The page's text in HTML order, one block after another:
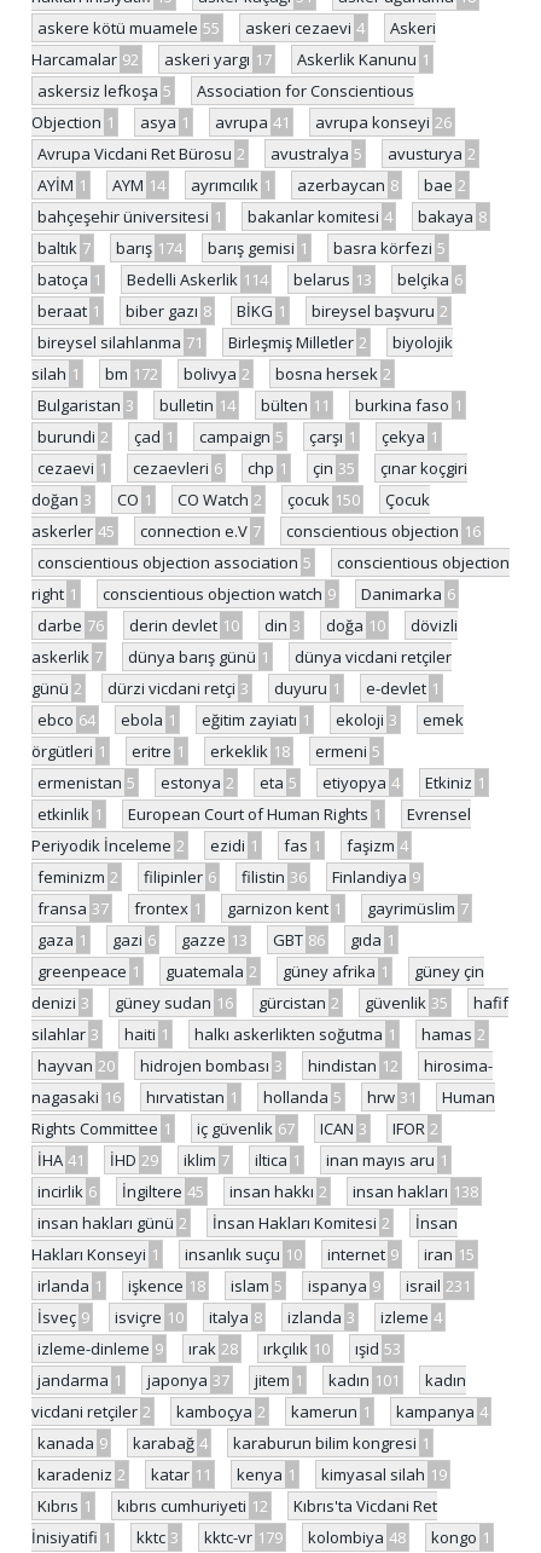
askere kötü muamele 55 askeri cezaevi 4
Askeri
Harcamalar 92 askeri yargı 17 Askerlik Kanunu 1
askersiz lefkoşa 5
Association for Conscientious
Objection 1 asya 1 avrupa 41 avrupa konseyi 26
Avrupa Vicdani Ret Bürosu 2 avustralya 5 avusturya 2
AYİM 1 AYM 14 ayrımcılık 1 azerbaycan 8 bae 2
bahçeşehir üniversitesi 1 bakanlar komitesi 4 bakaya 8
baltık 7 barış 174 barış gemisi 1 basra körfezi 5
batoça 1 Bedelli Askerlik 114 belarus 13 belçika 6
beraat 1 biber gazı 8 BİKG 1 bireysel başvuru 2
bireysel silahlanma 71 Birleşmiş Milletler 2
biyolojik
silah 1 bm 172 bolivya 2 bosna hersek 2
Bulgaristan 3 bulletin 14 bülten 11 burkina faso 1
burundi 2 çad 1 campaign 5 çarşı 1 çekya 1
cezaevi 1 cezaevleri 6 chp 1 çin 35
çınar koçgiri
doğan 3 CO 1 CO Watch 2 çocuk 150
Çocuk
askerler 45 connection e.V 7 conscientious objection 16
conscientious objection association 5
conscientious objection
right 1 conscientious objection watch 9 Danimarka 6
darbe 76 derin devlet 10 din 3 doğa 10
dövizli
askerlik 7 dünya barış günü 1
dünya vicdani retçiler
günü 2 dürzi vicdani retçi 3 duyuru 1 e-devlet 1
ebco 64 ebola 1 eğitim zayiatı 1 ekoloji 3
emek
örgütleri 1 eritre 1 erkeklik 18 ermeni 5
ermenistan 5 estonya 2 eta 5 etiyopya 4 Etkiniz 1
etkinlik 1 European Court of Human Rights 1
Evrensel
Periyodik İnceleme 2 ezidi 1 fas 1 faşizm 4
feminizm 2 filipinler 6 filistin 36 Finlandiya 9
fransa 37 frontex 1 garnizon kent 1 gayrimüslim 7
gaza 1 gazi 6 gazze 13 GBT 86 gıda 1
greenpeace 1 guatemala 2 güney afrika 1
güney çin
denizi 3 güney sudan 16 gürcistan 2 güvenlik 35
hafif
silahlar 3 haiti 1 halkı askerlikten soğutma 1 hamas 2
hayvan 20 hidrojen bombası 3 hindistan 12
hirosima-
nagasaki 16 hırvatistan 1 hollanda 5 hrw 31
Human
Rights Committee 1 iç güvenlik 67 ICAN 3 IFOR 2
İHA 41 İHD 29 iklim 7 iltica 1 inan mayıs aru 1
incirlik 6 İngiltere 45 insan hakkı 2 insan hakları 138
insan hakları günü 2 İnsan Hakları Komitesi 2
İnsan
Hakları Konseyi 1 insanlık suçu 10 internet 9 iran 15
irlanda 1 işkence 18 islam 5 ispanya 9 israil 231
İsveç 9 isviçre 10 italya 8 izlanda 3 izleme 4
izleme-dinleme 9 ırak 28 ırkçılık 10 ışid 53
jandarma 1 japonya 37 jitem 1 kadın 101
kadın
vicdani retçiler 2 kamboçya 2 kamerun 1 kampanya 4
kanada 9 karabağ 4 karaburun bilim kongresi 1
karadeniz 2 katar 11 kenya 1 kimyasal silah 19
Kıbrıs 1 kıbrıs cumhuriyeti 12
Kıbrıs'ta Vicdani Ret
İnisiyatifi 1 kktc 3 kktc-vr 179 kolombiya 48 kongo 1